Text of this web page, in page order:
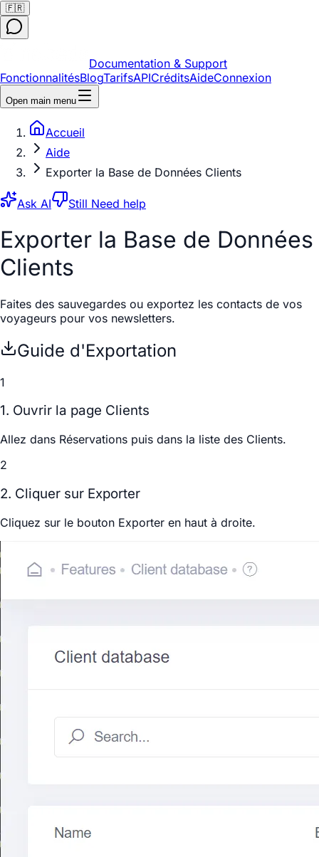
🇫🇷
Documentation & Support
FonctionnalitésBlogTarifsAPICréditsAideConnexion
Open main menu
Accueil
Aide
Exporter la Base de Données Clients
Ask AI Still Need help
Exporter la Base de Données
Clients
Faites des sauvegardes ou exportez les contacts de vos
voyageurs pour vos newsletters.
Guide d'Exportation
1
1. Ouvrir la page Clients
Allez dans Réservations puis dans la liste des Clients.
2
2. Cliquer sur Exporter
Cliquez sur le bouton Exporter en haut à droite.